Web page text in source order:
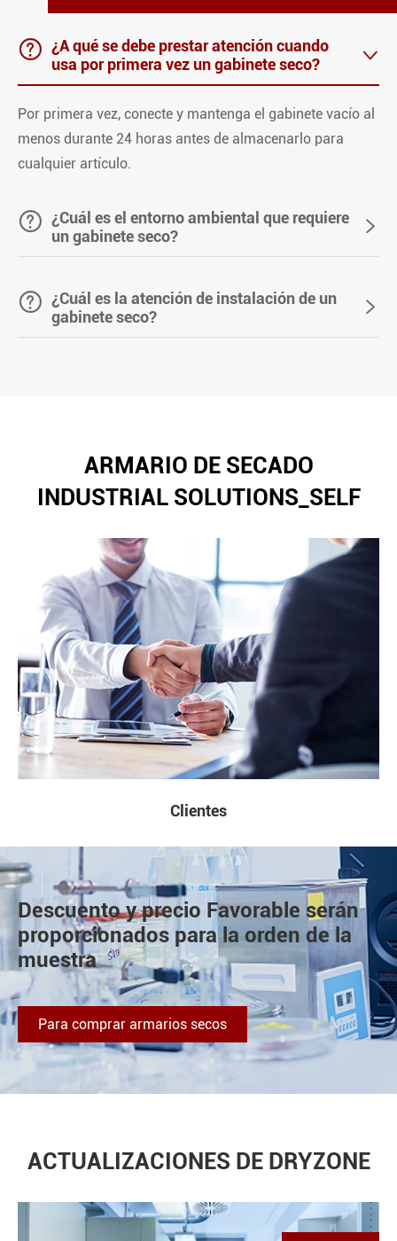
 ¿A qué se debe prestar atención cuando
usa por primera vez un gabinete seco?

Por primera vez, conecte y mantenga el gabinete vacío al
menos durante 24 horas antes de almacenarlo para
cualquier artículo.
 ¿Cuál es el entorno ambiental que requiere
un gabinete seco?

 ¿Cuál es la atención de instalación de un
gabinete seco?

ARMARIO DE SECADO
INDUSTRIAL SOLUTIONS_SELF
Clientes
Descuento y precio Favorable serán
proporcionados para la orden de la
muestra
Para comprar armarios secos
ACTUALIZACIONES DE DRYZONE